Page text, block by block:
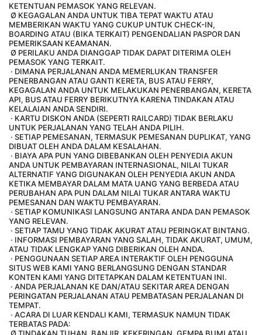
KETENTUAN PEMASOK YANG RELEVAN.
MEMBERIKAN WAKTU YANG CUKUP UNTUK CHECK-IN,
BOARDING ATAU (BIKA TERKAIT) PENGENDALIAN PASPOR DAN
PEMERIKSAAN KEAMANAN.
PEMASOK YANG TERKAIT.
PENERBANGAN ATAU GANTI KERETA, BUS ATAU FERRY,
KEGAGALAN ANDA UNTUK MELAKUKAN PENERBANGAN, KERETA
API, BUS ATAU FERRY BERIKUTNYA KARENA TINDAKAN ATAU
KELALAIAN ANDA SENDIRI.
UNTUK PERJALANAN YANG TELAH ANDA PILIH.
DIBUAT OLEH ANDA DALAM KESALAHAN.
ANDA UNTUK PEMBAYARAN INTERNASIONAL, NILAI TUKAR
ALTERNATIF YANG DIGUNAKAN OLEH PENYEDIA AKUN ANDA
KETIKA MEMBAYAR DALAM MATA UANG YANG BERBEDA ATAU
PERUBAHAN APA PUN DALAM NILAI TUKAR ANTARA WAKTU
PEMESANAN DAN WAKTU PEMBAYARAN.
YANG RELEVAN.
· SETIAP TAMU YANG TIDAK AKURAT ATAU PERINGKAT BINTANG.
ATAU TIDAK LENGKAP YANG DIBERIKAN OLEH ANDA.
SITUS WEB KAMI YANG BERLANGSUNG DENGAN STANDAR
KONTEN KAMI YANG DITETAPKAN DALAM KETENTUAN INI.
PERINGATAN PERJALANAN ATAU PEMBATASAN PERJALANAN DI
TEMPAT.
TERBATAS PADA: